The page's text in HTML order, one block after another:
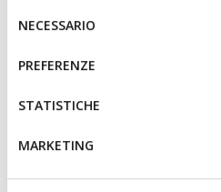
IMPOSTAZIONI potrai anche
altri strumenti di tracciamento
informazioni o per modificare
tue impostazioni, visita la
consenso
NECESSARIO
PREFERENZE
STATISTICHE
MARKETING
Materials